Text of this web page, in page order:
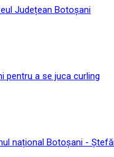
Județean Botoșani
pentru a se juca curling
național Botoșani -